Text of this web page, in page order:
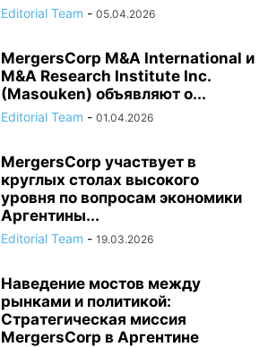
Editorial Team - 05.04.2026
MergersCorp M&A International и
M&A Research Institute Inc.
(Masouken) объявляют о...
Editorial Team - 01.04.2026
MergersCorp участвует в
круглых столах высокого
уровня по вопросам экономики
Аргентины...
Editorial Team - 19.03.2026
Наведение мостов между
рынками и политикой:
Стратегическая миссия
MergersCorp в Аргентине